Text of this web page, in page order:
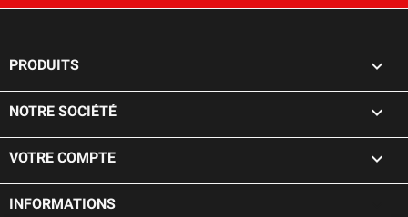
PRODUITS 
NOTRE SOCIÉTÉ 
VOTRE COMPTE 
INFORMATIONS